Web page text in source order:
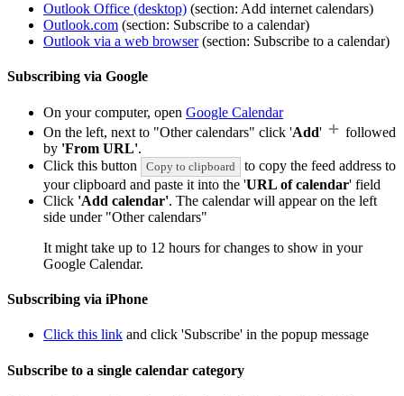
Outlook Office (desktop) (section: Add internet calendars)
Outlook.com (section: Subscribe to a calendar)
Outlook via a web browser(section: Subscribe to a calendar)
Subscribing via Google
On your computer, open Google Calendar
On the left, next to "Other calendars" click 'Add'
followed
by 'From URL'.
Click this button
Copy to clipboard
to copy the feed address to
your clipboard and paste it into the 'URL of calendar' field
Click 'Add calendar'. The calendar will appear on the left
side under "Other calendars"
It might take up to 12 hours for changes to show in your
Google Calendar.
Subscribing via iPhone
Click this link and click 'Subscribe' in the popup message
Subscribe to a single calendar category